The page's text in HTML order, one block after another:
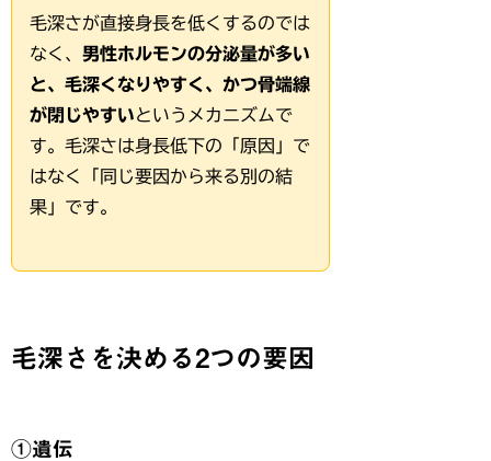
毛深さが直接身長を低くするのでは
なく、男性ホルモンの分泌量が多い
と、毛深くなりやすく、かつ骨端線
が閉じやすいというメカニズムで
す。毛深さは身長低下の「原因」で
はなく「同じ要因から来る別の結
果」です。
毛深さを決める2つの要因
①遺伝